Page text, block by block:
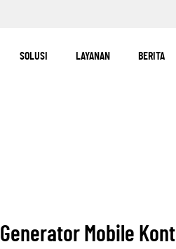
SOLUSI LAYANAN BERITA
Generator Mobile